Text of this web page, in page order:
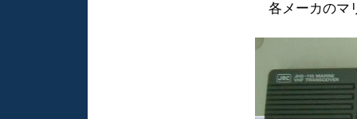
各メーカのマ